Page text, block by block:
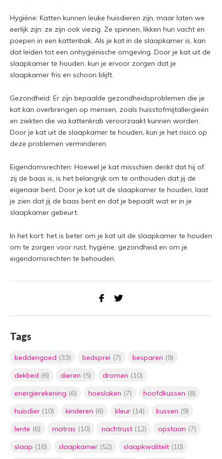
Hygiëne: Katten kunnen leuke huisdieren zijn, maar laten we
eerlijk zijn: ze zijn ook viezig. Ze spinnen, likken hun vacht en
poepen in een kattenbak. Als je kat in de slaapkamer is, kan
dat leiden tot een onhygiënische omgeving. Door je kat uit de
slaapkamer te houden, kun je ervoor zorgen dat je
slaapkamer fris en schoon blijft.
Gezondheid: Er zijn bepaalde gezondheidsproblemen die je
kat kan overbrengen op mensen, zoals huisstofmijtallergieën
en ziekten die via kattenkrab veroorzaakt kunnen worden.
Door je kat uit de slaapkamer te houden, kun je het risico op
deze problemen verminderen.
Eigendomsrechten: Hoewel je kat misschien denkt dat hij of
zij de baas is, is het belangrijk om te onthouden dat jij de
eigenaar bent. Door je kat uit de slaapkamer te houden, laat
je zien dat jij de baas bent en dat je bepaalt wat er in je
slaapkamer gebeurt.
In het kort: het is beter om je kat uit de slaapkamer te houden
om te zorgen voor rust, hygiëne, gezondheid en om je
eigendomsrechten te behouden.
Tags
beddengoed (33) bedsprei (7) besparen (9)
dekbed (6) dieren (5) dromen (10)
energierekening (6) hoeslaken (7) hoofdkussen (8)
huisdier (10) kinderen (6) kleur (14) kussen (9)
lente (6) matras (10) nachtrust (12) opstaan (7)
slaap (16) slaapkamer (52) slaapkwaliteit (10)